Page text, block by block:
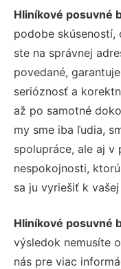
Hliníkové posuvné
podobe
ste na správnej
povedané,
serióznosť a
až po samotné
my sme iba ľudia,
spolupráce, ale aj v
nespokojnosti,
sa ju vyriešiť k
Hliníkové posuvné
výsledok nemusíte
nás pre viac